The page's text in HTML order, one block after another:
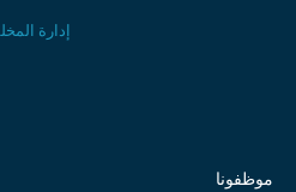
إدارة
موظفونا